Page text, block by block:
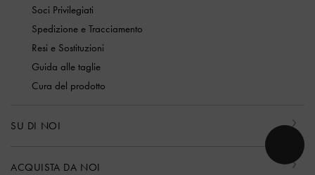
Soci Privilegiati
Spedizione e Tracciamento
Resi e Sostituzioni
Guida alle taglie
Cura del prodotto
SU DI NOI
ACQUISTA DA NOI